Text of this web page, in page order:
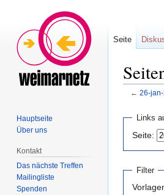
← 26-
Navigation
springen
springen
Links
Seite:
Filter
Seite
Hauptseite
Über uns
Kontakt
Das nächste Treffen
Mailingliste
Spenden